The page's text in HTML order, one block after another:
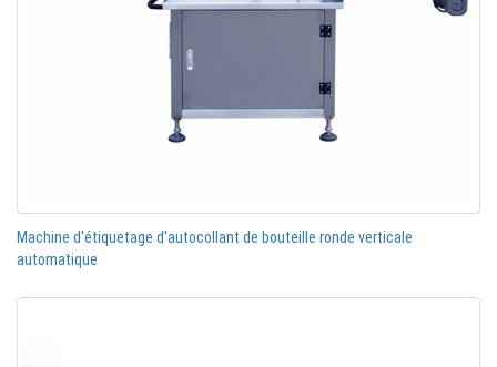
Machine d'étiquetage d'autocollant de bouteille ronde verticale
automatique